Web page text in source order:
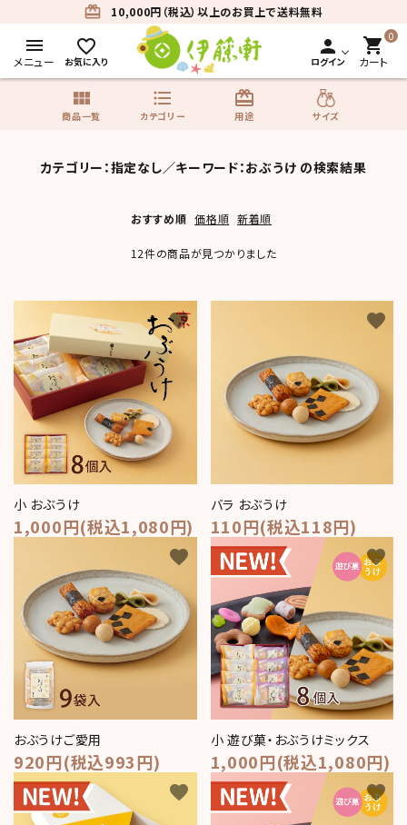
card_giftcard 10,000円（税込）以上のお買上で送料無料
menu
メニュー
favorite_border
お気に入り
person
ログイン
0
shopping_cart
カート
view_module
商品一覧
format_list_bulleted
カテゴリー
card_giftcard
用途 サイズ
search
用途から探す
サイズから探す
コンテンツ
おかしのひとりごと
公式HP
INFORMATION
ご利用ガイド
プライバシーポリシー
特定商取引法について
お問い合わせ
ACCOUNT MENU
ようこそ ゲスト 様
カテゴリー：指定なし／キーワード：おぶうけ の検索結果
おすすめ順 価格順 新着順
12件の商品が見つかりました
小 おぶうけ
1,000円(税込1,080円)
favorite
バラ おぶうけ
110円(税込118円)
favorite
おぶうけご愛用
920円(税込993円)
favorite
小 遊び菓・おぶうけミックス
1,000円(税込1,080円)
favorite
favorite favorite